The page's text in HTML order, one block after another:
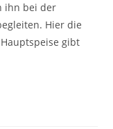
ihn bei der
Hier die
gibt